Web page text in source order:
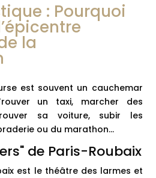
: Pourquoi
la
est souvent un cauchemar
un taxi, marcher des
sa voiture, subir les
ou du marathon...
de Paris-Roubaix
est le théâtre des larmes et